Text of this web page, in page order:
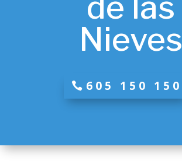
Nieves
605 150 150